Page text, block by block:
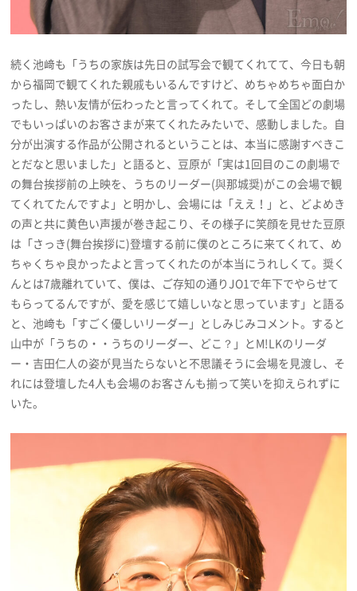
続く池﨑も「うちの家族は先日の試写会で観てくれてて、今日も朝
から福岡で観てくれた親戚もいるんですけど、めちゃめちゃ面白か
ったし、熱い友情が伝わったと言ってくれて。そして全国どの劇場
でもいっぱいのお客さまが来てくれたみたいで、感動しました。自
分が出演する作品が公開されるということは、本当に感謝すべきこ
とだなと思いました」と語ると、豆原が「実は1回目のこの劇場で
の舞台挨拶前の上映を、うちのリーダー(與那城奨)がこの会場で観
てくれてたんですよ」と明かし、会場には「ええ！」と、どよめき
の声と共に黄色い声援が巻き起こり、その様子に笑顔を見せた豆原
は「さっき(舞台挨拶に)登壇する前に僕のところに来てくれて、め
ちゃくちゃ良かったよと言ってくれたのが本当にうれしくて。奨く
んとは7歳離れていて、僕は、ご存知の通りJO1で年下でやらせて
もらってるんですが、愛を感じて嬉しいなと思っています」と語る
と、池﨑も「すごく優しいリーダー」としみじみコメント。すると
山中が「うちの・・うちのリーダー、どこ？」とM!LKのリーダ
ー・吉田仁人の姿が見当たらないと不思議そうに会場を見渡し、そ
れには登壇した4人も会場のお客さんも揃って笑いを抑えられずに
いた。